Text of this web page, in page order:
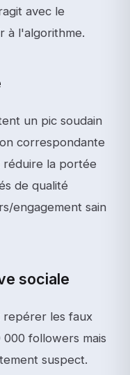
avec le
à l'algorithme.
un pic soudain
correspondante
la portée
de qualité
engagement sain
sociale
repérer les faux
followers mais
suspect.